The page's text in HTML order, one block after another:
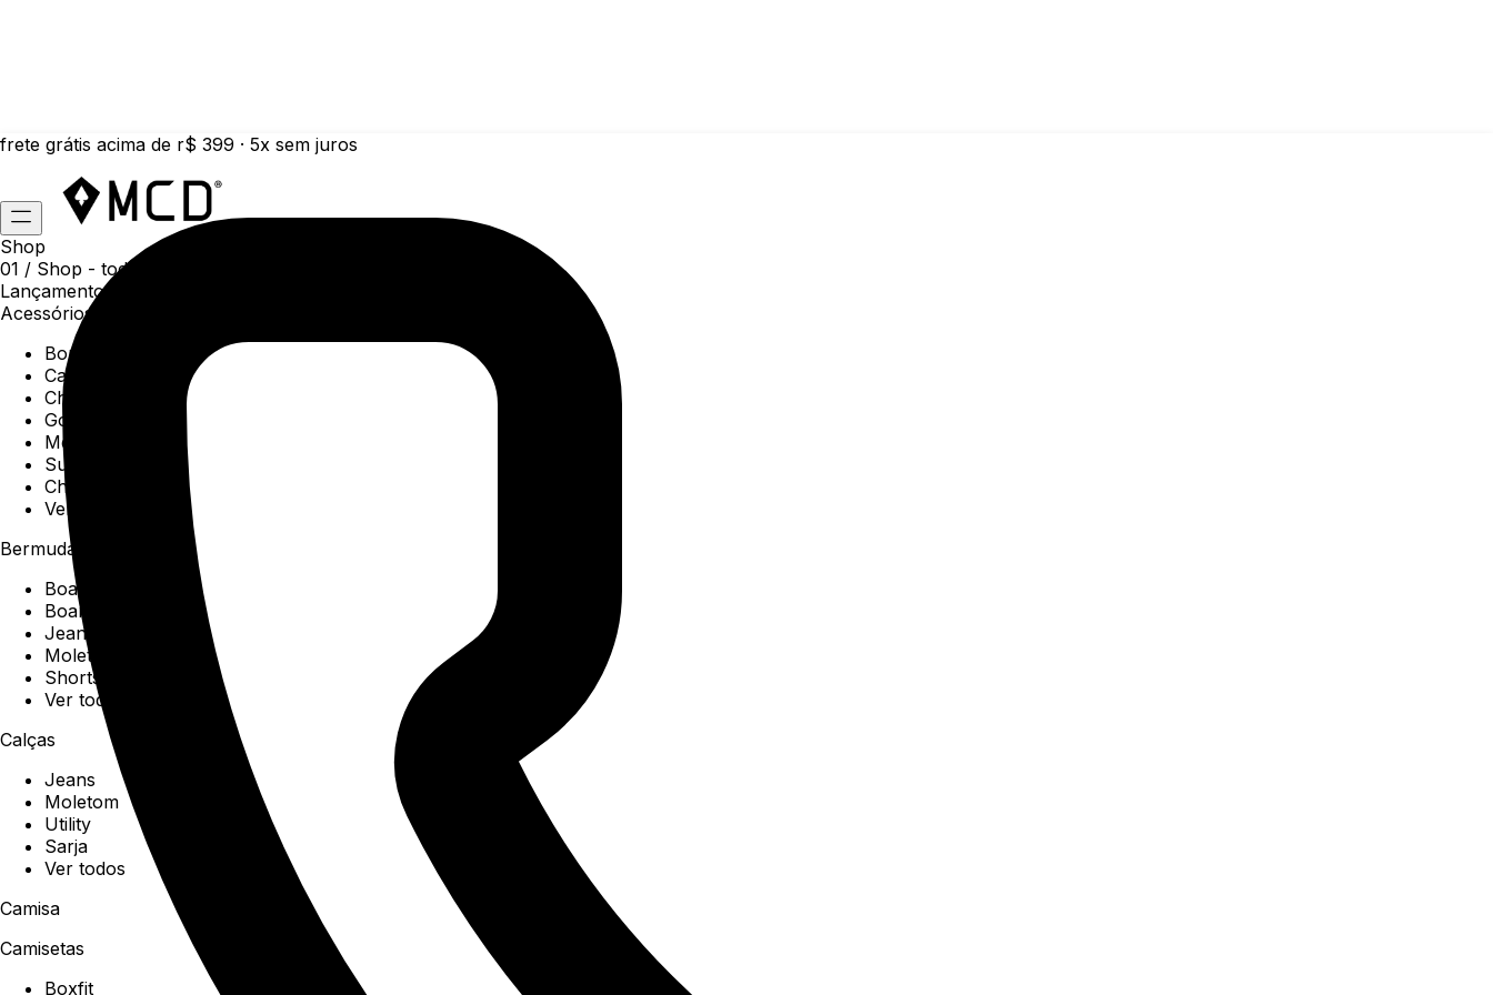
frete grátis acima de r$ 399 · 5x sem juros
Shop
01 / Shop - todas as categorias da coleção atual
Lançamentos da semana
Acessórios
Boné
Carteiras
Chaveiros
Gorros
Meias
Sunga
Chinelos
Ver todos
Bermudas
Boardshorts
Boardwalk
Jeans
Moletom
Shorts
Ver todos
Calças
Jeans
Moletom
Utility
Sarja
Ver todos
Camisa
Camisetas
Boxfit